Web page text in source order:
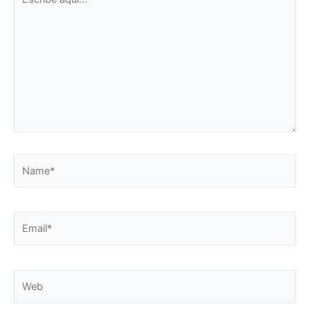
aquí...